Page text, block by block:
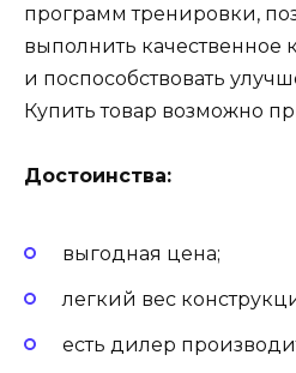
программ тренировки,
выполнить качественное
и поспособствовать
Купить товар возможно
Достоинства:
выгодная цена;
легкий вес
есть дилер